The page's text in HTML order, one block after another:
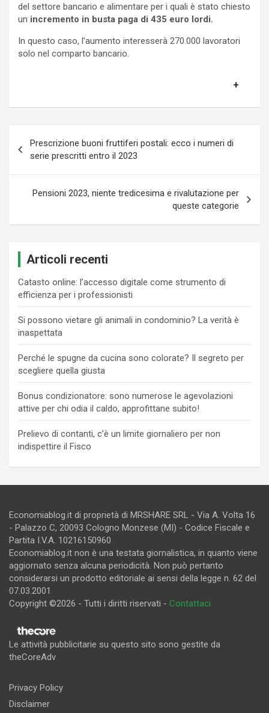
del settore bancario e alimentare per i quali è stato chiesto
un incremento in busta paga di 435 euro lordi.
In questo caso, l’aumento interesserà 270.000 lavoratori
solo nel comparto bancario.
articoli
Prescrizione buoni fruttiferi postali: ecco i numeri di
serie prescritti entro il 2023
Pensioni 2023, niente tredicesima e rivalutazione per
queste categorie
Articoli recenti
Catasto online: l’accesso digitale come strumento di
efficienza per i professionisti
Si possono vietare gli animali in condominio? La verità è
inaspettata
Perché le spugne da cucina sono colorate? Il segreto per
scegliere quella giusta
Bonus condizionatore: sono numerose le agevolazioni
attive per chi odia il caldo, approfittane subito!
Prelievo di contanti, c’è un limite giornaliero per non
indispettire il Fisco
Economiablog.it di proprietà di MRSHARE SRL - Via A. Volta 16
- Palazzo C, 20093 Cologno Monzese (MI) - Codice Fiscale e
Partita I.V.A. 10216150960
Economiablog.it non è una testata giornalistica, in quanto viene
aggiornato senza alcuna periodicità. Non può pertanto
considerarsi un prodotto editoriale ai sensi della legge n. 62 del
07.03.2001
Copyright ©2026 - Tutti i diritti riservati - Contattaci
Le attività pubblicitarie su questo sito sono gestite da
theCoreAdv
Privacy Policy
Disclaimer